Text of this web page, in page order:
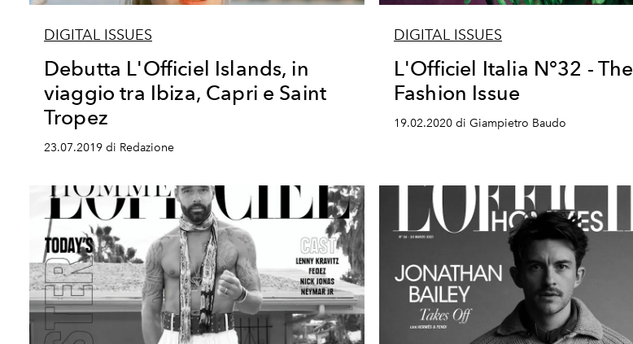
DIGITAL ISSUES
Debutta L'Officiel Islands, in
viaggio tra Ibiza, Capri e Saint
Tropez
23.07.2019 di Redazione
DIGITAL ISSUES
L'Officiel Italia N°32 - The
Fashion Issue
19.02.2020 di Giampietro Baudo